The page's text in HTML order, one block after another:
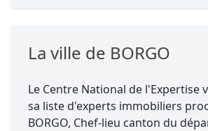
La ville de BORGO
Le Centre National de l'Expertise
sa liste d'experts immobiliers
BORGO, Chef-lieu canton du